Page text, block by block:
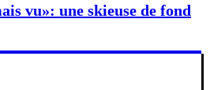
vu»: une skieuse de fond